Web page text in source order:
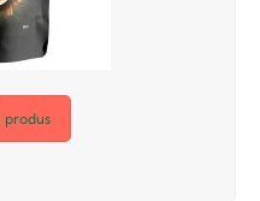
produs